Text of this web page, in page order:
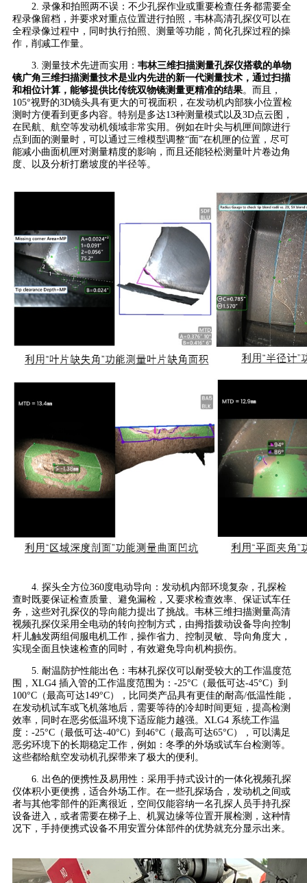
2. 录像和拍照两不误：不少孔探作业或重要检查任务都需要全
程录像留档，并要求对重点位置进行拍照，韦林高清孔探仪可以在
全程录像过程中，同时执行拍照、测量等功能，简化孔探过程的操
作，削减工作量。
3. 测量技术先进而实用： 韦林三维扫描测量孔探仪搭载的单物
镜广角三维扫描测量技术是业内先进的新一代测量技术，通过扫描
和相位计算，能够提供比传统双物镜测量更精准的结果。而且，
105°视野的3D镜头具有更大的可视面积，在发动机内部狭小位置检
测时方便看到更多内容。特别是多达13种测量模式以及3D点云图，
在民航、航空等发动机领域非常实用。例如在叶尖与机匣间隙进行
点到面的测量时，可以通过三维模型调整“面”在机匣的位置，尽可
能减小曲面机匣对测量精度的影响，而且还能轻松测量叶片卷边角
度、以及分析打磨坡度的半径等。
4. 探头全方位360度电动导向：发动机内部环境复杂，孔探检
查时既要保证检查质量、避免漏检，又要求检查效率、保证试车任
务，这些对孔探仪的导向能力提出了挑战。韦林三维扫描测量高清
视频孔探仪采用全电动的转向控制方式，由拇指拨动设备导向控制
杆儿触发两组伺服电机工作，操作省力、控制灵敏、导向角度大，
实现全面且快速检查的同时，有效避免导向机构损伤。
5. 耐温防护性能出色：韦林孔探仪可以耐受较大的工作温度范
围，XLG4 插入管的工作温度范围为：-25°C（最低可达-45°C）到
100°C（最高可达149°C），比同类产品具有更佳的耐高/低温性能，
在发动机试车或飞机落地后，需要等待的冷却时间更短，提高检测
效率，同时在恶劣低温环境下适应能力越强。XLG4 系统工作温
度：-25°C（最低可达-40°C）到46°C（最高可达65°C），可以满足
恶劣环境下的长期稳定工作，例如：冬季的外场或试车台检测等。
这些都给航空发动机孔探带来了极大的便利。
6. 出色的便携性及易用性：采用手持式设计的一体化视频孔探
仪体积小更便携，适合外场工作。在一些孔探场合，发动机之间或
者与其他零部件的距离很近，空间仅能容纳一名孔探人员手持孔探
设备进入，或者需要在梯子上、机翼边缘等位置开展检测，这种情
况下，手持便携式设备不用安置分体部件的优势就充分显示出来。